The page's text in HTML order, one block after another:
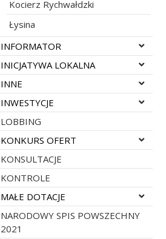
Kocierz Rychwałdzki
Łysina
Rozwiń menu
INFORMATOR
Rozwiń menu
INICJATYWA LOKALNA
Rozwiń menu
INNE
Rozwiń menu
INWESTYCJE
LOBBING
Rozwiń menu
KONKURS OFERT
KONSULTACJE
KONTROLE
Rozwiń menu
MAŁE DOTACJE
NARODOWY SPIS POWSZECHNY
2021